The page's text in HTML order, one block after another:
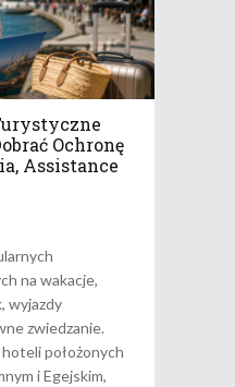
Ochronę
Assistance
na wakacje,
wyjazdy
zwiedzanie.
położonych
i Egejskim,